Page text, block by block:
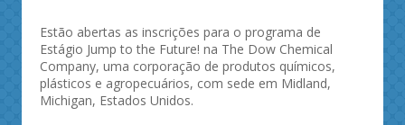
Estão abertas as inscrições para o programa de
Estágio Jump to the Future! na The Dow Chemical
Company, uma corporação de produtos químicos,
plásticos e agropecuários, com sede em Midland,
Michigan, Estados Unidos.